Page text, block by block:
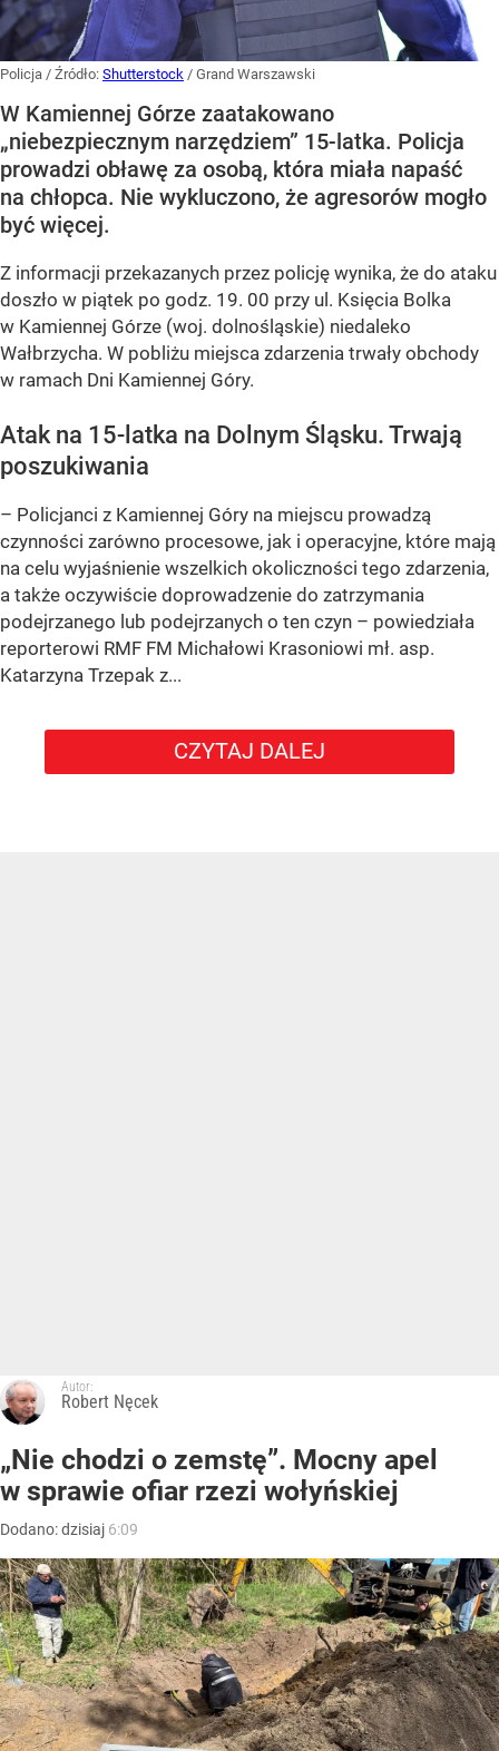
Policja / Źródło: Shutterstock / Grand Warszawski
W Kamiennej Górze zaatakowano
„niebezpiecznym narzędziem” 15-latka. Policja
prowadzi obławę za osobą, która miała napaść
na chłopca. Nie wykluczono, że agresorów mogło
być więcej.
Z informacji przekazanych przez policję wynika, że do ataku
doszło w piątek po godz. 19. 00 przy ul. Księcia Bolka
w Kamiennej Górze (woj. dolnośląskie) niedaleko
Wałbrzycha. W pobliżu miejsca zdarzenia trwały obchody
w ramach Dni Kamiennej Góry.
Atak na 15-latka na Dolnym Śląsku. Trwają
poszukiwania
– Policjanci z Kamiennej Góry na miejscu prowadzą
czynności zarówno procesowe, jak i operacyjne, które mają
na celu wyjaśnienie wszelkich okoliczności tego zdarzenia,
a także oczywiście doprowadzenie do zatrzymania
podejrzanego lub podejrzanych o ten czyn – powiedziała
reporterowi RMF FM Michałowi Krasoniowi mł. asp.
Katarzyna Trzepak z...
CZYTAJ DALEJ
Autor:
Robert Nęcek
„Nie chodzi o zemstę”. Mocny apel
w sprawie ofiar rzezi wołyńskiej
Dodano:dzisiaj 6:09